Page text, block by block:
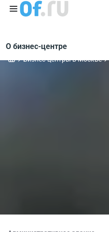
О бизнес-центре
Бизнес-центры в Москве